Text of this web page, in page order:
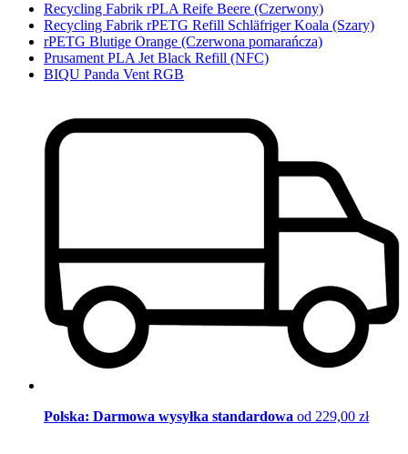
Recycling Fabrik rPLA Reife Beere (Czerwony)
Recycling Fabrik rPETG Refill Schläfriger Koala (Szary)
rPETG Blutige Orange (Czerwona pomarańcza)
Prusament PLA Jet Black Refill (NFC)
BIQU Panda Vent RGB
Polska: Darmowa wysyłka standardowa od 229,00 zł